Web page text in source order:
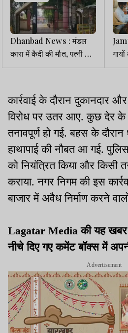
Dhanbad News : मंडल
कारा में कैदी की मौत, पत्नी की
हत्या में 3 दिन पहले भेजा गया
कार्रवाई के दौरान दुकानदार
विरोध पर उतर आए. कुछ देर के
तनावपूर्ण हो गई. बहस के
हाथापाई की नौबत आ गई.
को नियंत्रित किया और किसी
कराया. नगर निगम की इस
बाजार में अवैध निर्माण करने
Lagatar Media की यह
नीचे दिए गए कमेंट बॉक्स में
Advertisement